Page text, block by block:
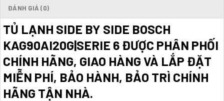
ĐÁNH GIÁ (0)
TỦ LẠNH SIDE BY SIDE BOSCH
KAG90AI20G|SERIE 6 ĐƯỢC PHÂN PHỐI
CHÍNH HÃNG, GIAO HÀNG VÀ LẮP ĐẶT
MIỄN PHÍ, BẢO HÀNH, BẢO TRÌ CHÍNH
HÃNG TẬN NHÀ.